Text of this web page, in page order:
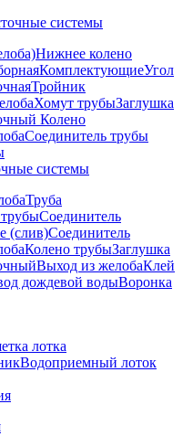
системы
Нижнее колено
КомплектующиеУгол
Тройник
Хомут трубыЗаглушка
Колено
Соединитель трубы
системы
Труба
Соединитель
(слив)Соединитель
Колено трубыЗаглушка
Выход из желобаКлей
дождевой водыВоронка
лотка
Водоприемный лоток